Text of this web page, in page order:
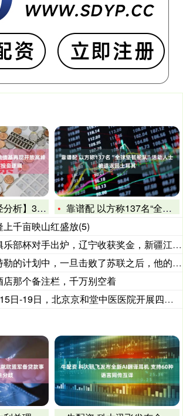
放高峰 千亿活水或重
靠谱配 以方称137名“全球坚韧船队”活动人士被遣返回土耳其
千亩映山红盛放(5)
杯对手出炉，辽宁收获奖金，新疆江苏酝酿2
计划中，一旦击败了苏联之后，他的下一个目
那个备注栏，千万别空着
日-19日，北京京和堂中医医院开展四维一